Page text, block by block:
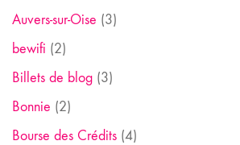
Auvers-sur-Oise (3)
bewifi (2)
Billets de blog (3)
Bonnie (2)
Bourse des Crédits (4)